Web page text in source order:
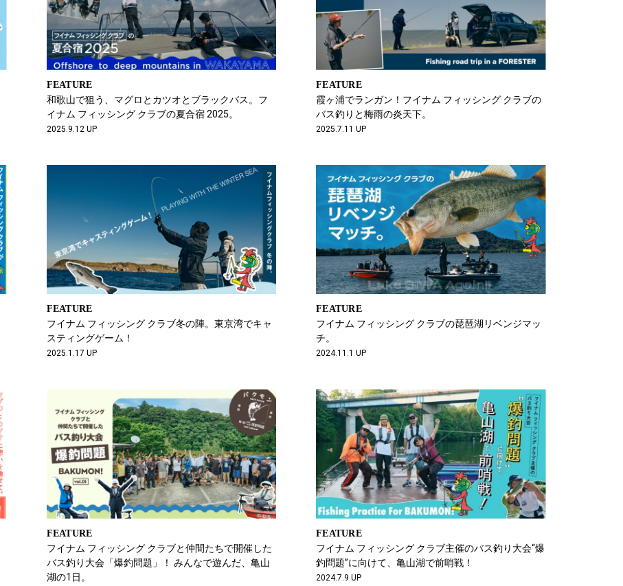
FEATURE
和歌山で狙う、マグロとカツオとブラックバス。フ
イナム フィッシング クラブの夏合宿 2025。
2025.9.12 UP
FEATURE
霞ヶ浦でランガン！フイナム フィッシング クラブの
バス釣りと梅雨の炎天下。
2025.7.11 UP
FEATURE
フイナム フィッシング クラブ冬の陣。東京湾でキャ
スティングゲーム！
2025.1.17 UP
FEATURE
フイナム フィッシング クラブの琵琶湖リベンジマッ
チ。
2024.11.1 UP
FEATURE
フイナム フィッシング クラブと仲間たちで開催した
バス釣り大会「爆釣問題」！ みんなで遊んだ、亀山
湖の1日。
FEATURE
フイナム フィッシング クラブ主催のバス釣り大会“爆
釣問題”に向けて、亀山湖で前哨戦！
2024.7.9 UP